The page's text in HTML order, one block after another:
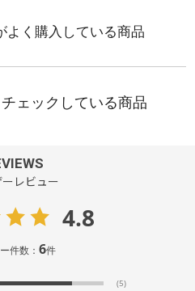
ーレビュー
4.8
件数：6件
(5)